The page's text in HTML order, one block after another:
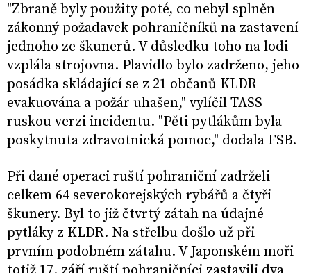
"Zbraně byly použity poté, co nebyl splněn
zákonný požadavek pohraničníků na zastavení
jednoho ze škunerů. V důsledku toho na lodi
vzplála strojovna. Plavidlo bylo zadrženo, jeho
posádka skládající se z 21 občanů KLDR
evakuována a požár uhašen," vylíčil TASS
ruskou verzi incidentu. "Pěti pytlákům byla
poskytnuta zdravotnická pomoc," dodala FSB.
Při dané operaci ruští pohraniční zadrželi
celkem 64 severokorejských rybářů a čtyři
škunery. Byl to již čtvrtý zátah na údajné
pytláky z KLDR. Na střelbu došlo už při
prvním podobném zátahu. V Japonském moři